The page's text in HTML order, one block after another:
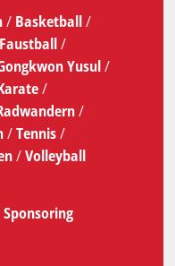
/ Basketball/
Faustball/
Yusul/
/
/
/Tennis/
/Volleyball
Sponsoring